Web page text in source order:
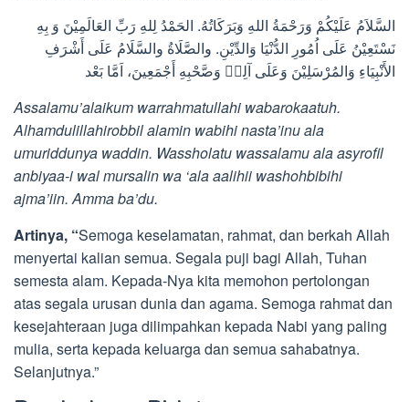
السَّلاَمُ عَلَيْكُمْ وَرَحْمَةُ اللهِ وَبَرَكَاتُهُ. الحَمْدُ لِلهِ رَبِّ العَالَمِيْنَ وَ بِهِ
نَسْتَعِيْنُ عَلَى اُمُورِ الدُّنْيَا وَالدِّيْنِ. والصَّلَاةُ والسَّلَامُ عَلَى أَشْرَفِ
الأَنْبِيَاءِ وَالمُرْسَلِيْنَ وَعَلَى آلِهٖ وَصَّحْبِهِ أَجْمَعِينَ، اَمَّا بَعْد
Assalamu’alaikum warrahmatullahi wabarokaatuh.
Alhamdulillahirobbil alamin wabihi nasta’inu ala
umuriddunya waddin. Wassholatu wassalamu ala asyrofil
anbiyaa-i wal mursalin wa ‘ala aalihii washohbibihi
ajma’iin. Amma ba’du.
Artinya, “Semoga keselamatan, rahmat, dan berkah Allah
menyertai kalian semua. Segala puji bagi Allah, Tuhan
semesta alam. Kepada-Nya kita memohon pertolongan
atas segala urusan dunia dan agama. Semoga rahmat dan
kesejahteraan juga dilimpahkan kepada Nabi yang paling
mulia, serta kepada keluarga dan semua sahabatnya.
Selanjutnya.”